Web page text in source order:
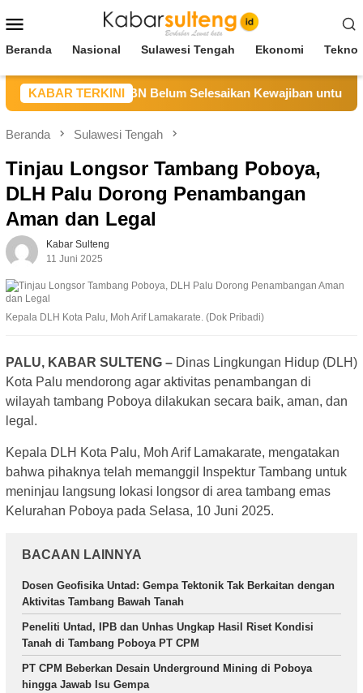
ke
Mobile
Beranda Nasional Sulawesi Tengah Ekonomi
KABAR TERKINI
Sebut CV BBN Belum Selesaikan Kewajiban untuk
Beranda Sulawesi Tengah
Tinjau Longsor Tambang Poboya,
DLH Palu Dorong Penambangan
Aman dan Legal
Kabar Sulteng
11 Juni 2025
Kepala DLH Kota Palu, Moh Arif Lamakarate. (Dok Pribadi)
PALU, KABAR SULTENG – Dinas Lingkungan Hidup (DLH)
Kota Palu mendorong agar aktivitas penambangan di
wilayah tambang Poboya dilakukan secara baik, aman, dan
legal.
Kepala DLH Kota Palu, Moh Arif Lamakarate, mengatakan
bahwa pihaknya telah memanggil Inspektur Tambang untuk
meninjau langsung lokasi longsor di area tambang emas
Kelurahan Poboya pada Selasa, 10 Juni 2025.
BACAAN LAINNYA
Dosen Geofisika Untad: Gempa Tektonik Tak Berkaitan dengan
Aktivitas Tambang Bawah Tanah
Peneliti Untad, IPB dan Unhas Ungkap Hasil Riset Kondisi
Tanah di Tambang Poboya PT CPM
PT CPM Beberkan Desain Underground Mining di Poboya
hingga Jawab Isu Gempa